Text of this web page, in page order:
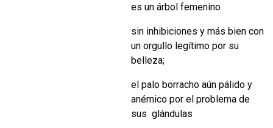
es un árbol femenino
sin inhibiciones y más bien con
un orgullo legítimo por su
belleza;
el palo borracho aún pálido y
anémico por el problema de
sus glándulas